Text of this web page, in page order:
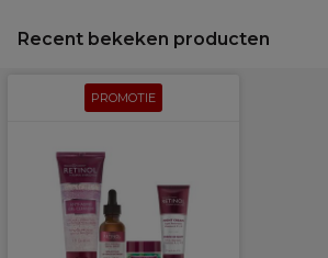
Recent bekeken producten
PROMOTIE